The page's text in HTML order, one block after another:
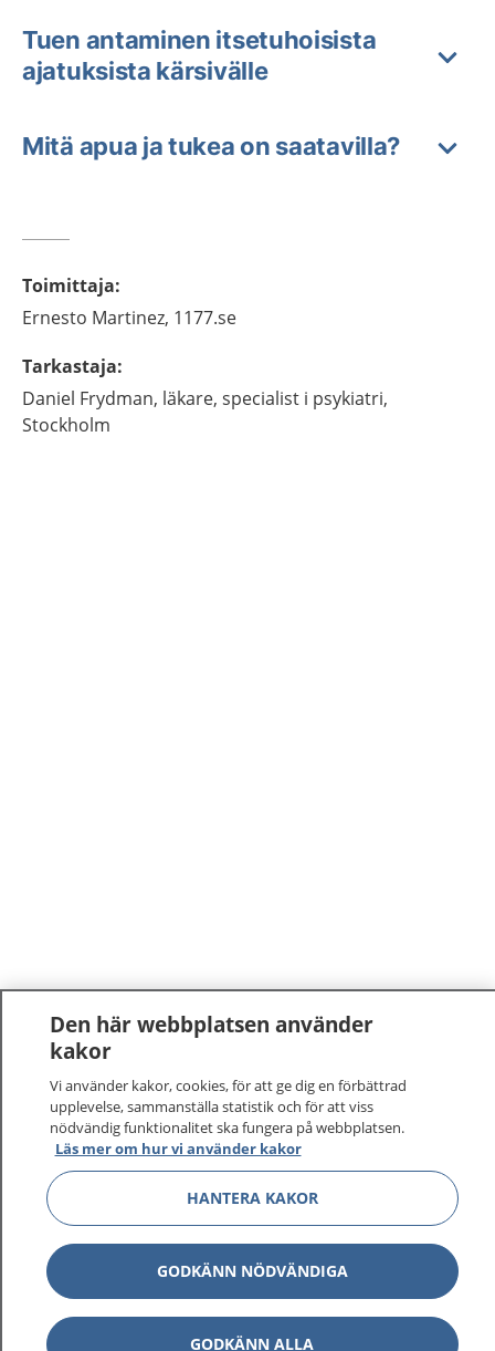
Tuen antaminen itsetuhoisista
ajatuksista kärsivälle
Mitä apua ja tukea on saatavilla?
Toimittaja:
Ernesto Martinez, 1177.se
Tarkastaja:
Daniel Frydman, läkare, specialist i psykiatri,
Stockholm
1177–tryggt om din hälsa och vård
På 1177.se får du råd om hälsa och information om
sjukdomar och vilka mottagningar du kan kontakta.
Logga in för att läsa din journal och göra dina
vårdärenden. Ring telefonnummer 1177 för
sjukvårdsrådgivning dygnet runt.
1177 ger dig råd när du vill må bättre.
Den här webbplatsen använder
kakor
Vi använder kakor, cookies, för att ge dig en förbättrad
upplevelse, sammanställa statistik och för att viss
nödvändig funktionalitet ska fungera på webbplatsen.
Läs mer om hur vi använder kakor
HANTERA KAKOR
GODKÄNN NÖDVÄNDIGA
GODKÄNN ALLA